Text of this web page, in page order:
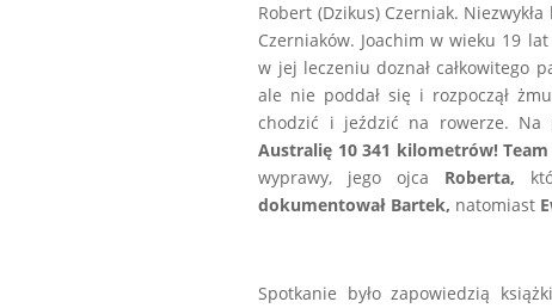
Robert (Dzikus) Czerniak.
Czerniaków. Joachim w wieku 19
w jej leczeniu doznał całkowitego
ale nie poddał się i rozpoczął
chodzić i jeździć na rowerze. Na
Australię 10 341 kilometrów! Team
wyprawy, jego ojca Roberta,
dokumentował Bartek, natomiast
Spotkanie było zapowiedzią